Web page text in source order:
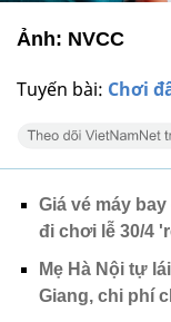
Tuyến bài: Chơi
Ảnh: NVCC
Giá vé máy
đi chơi lễ 30/4
Mẹ Hà Nội tự
Giang, chi phí